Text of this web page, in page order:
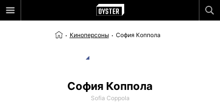
Киноперсоны София Коппола
София Коппола
Sofia Coppola